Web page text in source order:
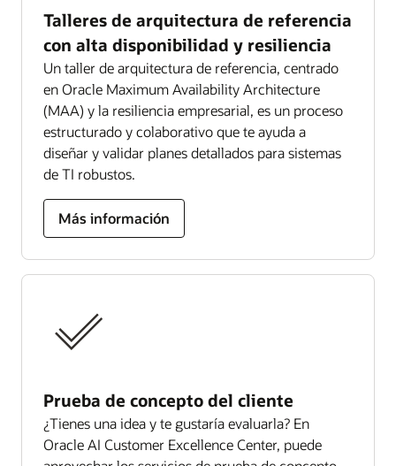
Talleres de arquitectura de referencia
con alta disponibilidad y resiliencia
Un taller de arquitectura de referencia, centrado
en Oracle Maximum Availability Architecture
(MAA) y la resiliencia empresarial, es un proceso
estructurado y colaborativo que te ayuda a
diseñar y validar planes detallados para sistemas
de TI robustos.
Más información
Prueba de concepto del cliente
¿Tienes una idea y te gustaría evaluarla? En
Oracle AI Customer Excellence Center, puede